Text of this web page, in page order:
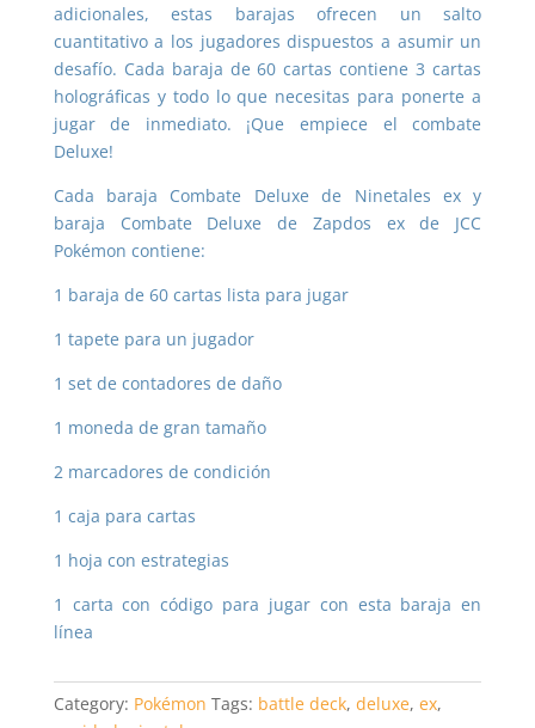
adicionales, estas barajas ofrecen un salto
cuantitativo a los jugadores dispuestos a asumir un
desafío. Cada baraja de 60 cartas contiene 3 cartas
holográficas y todo lo que necesitas para ponerte a
jugar de inmediato. ¡Que empiece el combate
Deluxe!
Cada baraja Combate Deluxe de Ninetales ex y
baraja Combate Deluxe de Zapdos ex de JCC
Pokémon contiene:
1 baraja de 60 cartas lista para jugar
1 tapete para un jugador
1 set de contadores de daño
1 moneda de gran tamaño
2 marcadores de condición
1 caja para cartas
1 hoja con estrategias
1 carta con código para jugar con esta baraja en
línea
Category: Pokémon Tags: battle deck, deluxe, ex,